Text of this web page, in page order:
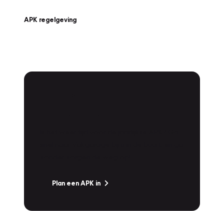
APK regelgeving
Plan een APK in